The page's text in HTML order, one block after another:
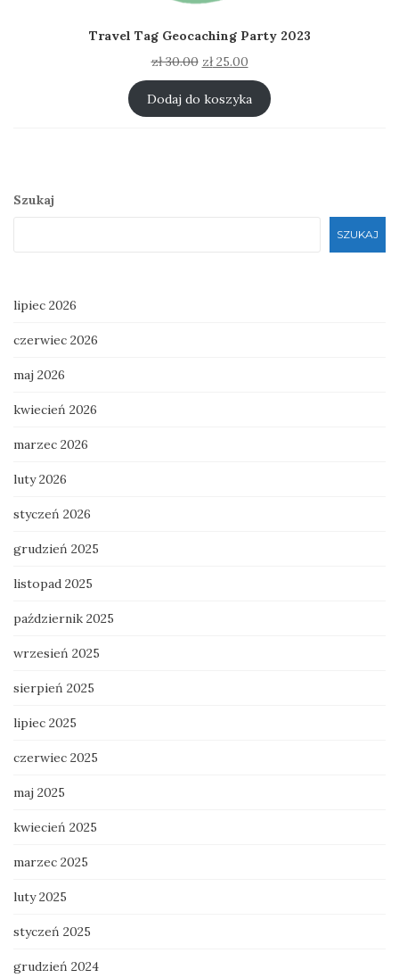
Travel Tag Geocaching Party 2023
zł30.00 Pierwotna
cena
wynosiła:
zł 30.00.
zł25.00Aktualna
cena
wynosi:
zł 25.00.
Dodaj do koszyka
Szukaj
SZUKAJ
lipiec 2026
czerwiec 2026
maj 2026
kwiecień 2026
marzec 2026
luty 2026
styczeń 2026
grudzień 2025
listopad 2025
październik 2025
wrzesień 2025
sierpień 2025
lipiec 2025
czerwiec 2025
maj 2025
kwiecień 2025
marzec 2025
luty 2025
styczeń 2025
grudzień 2024